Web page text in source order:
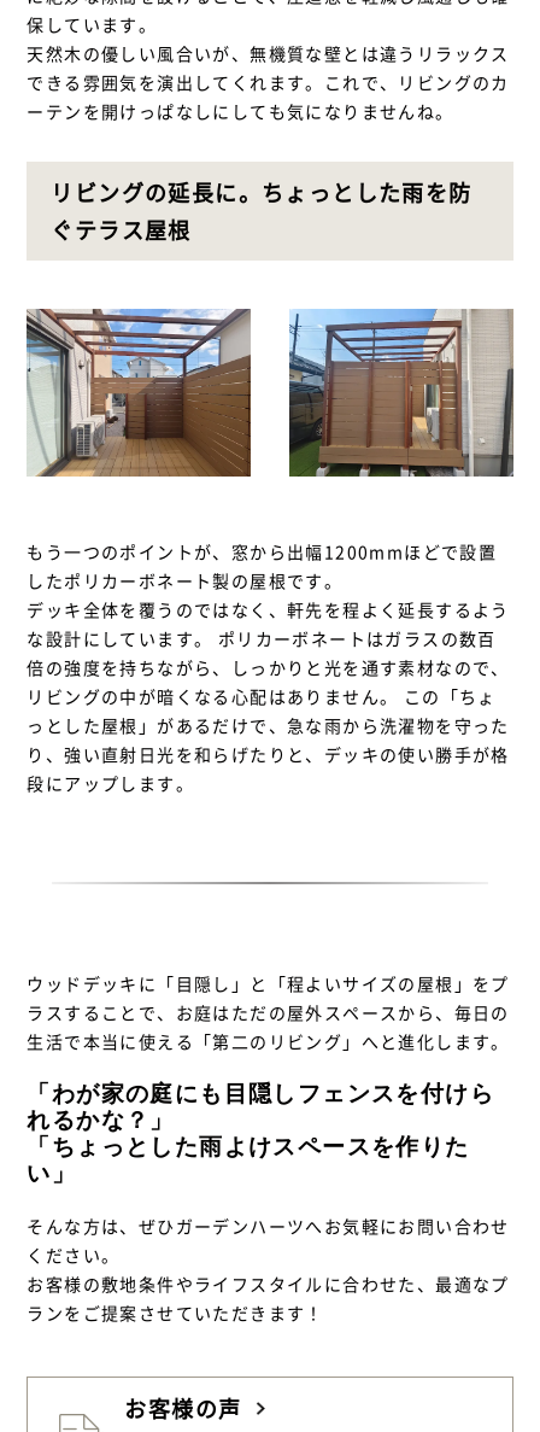
保しています。
天然木の優しい風合いが、無機質な壁とは違うリラックス
できる雰囲気を演出してくれます。これで、リビングのカ
ーテンを開けっぱなしにしても気になりませんね。
リビングの延長に。ちょっとした雨を防
ぐテラス屋根
もう一つのポイントが、窓から出幅1200mmほどで設置
したポリカーボネート製の屋根です。
デッキ全体を覆うのではなく、軒先を程よく延長するよう
な設計にしています。 ポリカーボネートはガラスの数百
倍の強度を持ちながら、しっかりと光を通す素材なので、
リビングの中が暗くなる心配はありません。 この「ちょ
っとした屋根」があるだけで、急な雨から洗濯物を守った
り、強い直射日光を和らげたりと、デッキの使い勝手が格
段にアップします。
ウッドデッキに「目隠し」と「程よいサイズの屋根」をプ
ラスすることで、お庭はただの屋外スペースから、毎日の
生活で本当に使える「第二のリビング」へと進化します。
「わが家の庭にも目隠しフェンスを付けら
れるかな？」
「ちょっとした雨よけスペースを作りた
い」
そんな方は、ぜひガーデンハーツへお気軽にお問い合わせ
ください。
お客様の敷地条件やライフスタイルに合わせた、最適なプ
ランをご提案させていただきます！
お客様の声